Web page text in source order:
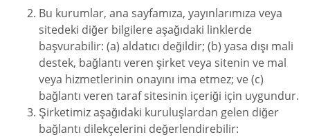
Bu kurumlar, ana sayfamıza, yayınlarımıza veya
sitedeki diğer bilgilere aşağıdaki linklerde
başvurabilir: (a) aldatıcı değildir; (b) yasa dışı mali
destek, bağlantı veren şirket veya sitenin ve mal
veya hizmetlerinin onayını ima etmez; ve (c)
bağlantı veren taraf sitesinin içeriği için uygundur.
Şirketimiz aşağıdaki kuruluşlardan gelen diğer
bağlantı dilekçelerini değerlendirebilir: